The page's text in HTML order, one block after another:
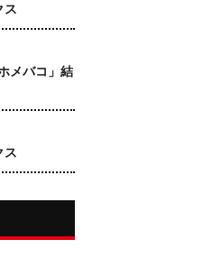
ス
メバコ」結
ス